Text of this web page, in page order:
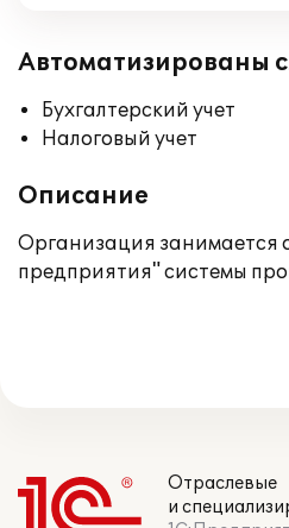
Автоматизированы
Бухгалтерский учет
Налоговый учет
Описание
Организация занимается
предприятия" системы
Отраслевые
и